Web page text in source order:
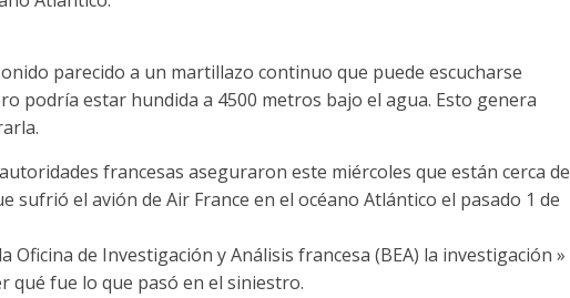
parecido a un martillazo continuo que puede escucharse
podría estar hundida a 4500 metros bajo el agua. Esto genera
francesas aseguraron este miércoles que están cerca de
sufrió el avión de Air France en el océano Atlántico el pasado 1 de
de Investigación y Análisis francesa (BEA) la investigación »
qué fue lo que pasó en el siniestro.